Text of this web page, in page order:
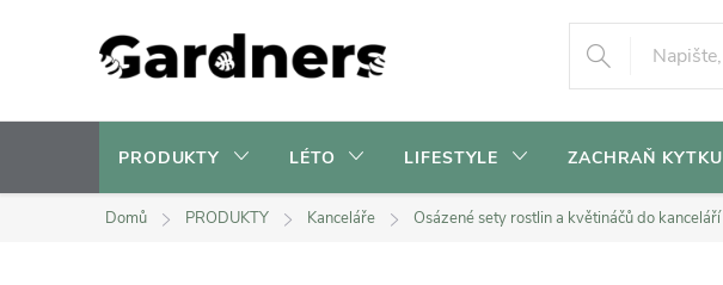
PRODUKTY LÉTO LIFESTYLE ZACHRAŇ KYTKU
Domů PRODUKTY Kanceláře Osázené sety rostlin a květináčů do kanceláří